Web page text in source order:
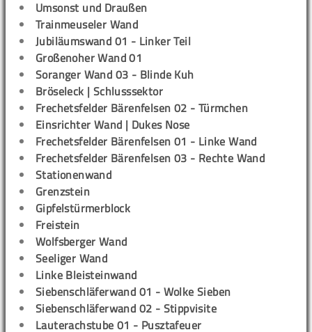
Umsonst und Draußen
Trainmeuseler Wand
Jubiläumswand 01 - Linker Teil
Großenoher Wand 01
Soranger Wand 03 - Blinde Kuh
Bröseleck | Schlusssektor
Frechetsfelder Bärenfelsen 02 - Türmchen
Einsrichter Wand | Dukes Nose
Frechetsfelder Bärenfelsen 01 - Linke Wand
Frechetsfelder Bärenfelsen 03 - Rechte Wand
Stationenwand
Grenzstein
Gipfelstürmerblock
Freistein
Wolfsberger Wand
Seeliger Wand
Linke Bleisteinwand
Siebenschläferwand 01 - Wolke Sieben
Siebenschläferwand 02 - Stippvisite
Lauterachstube 01 - Pusztafeuer